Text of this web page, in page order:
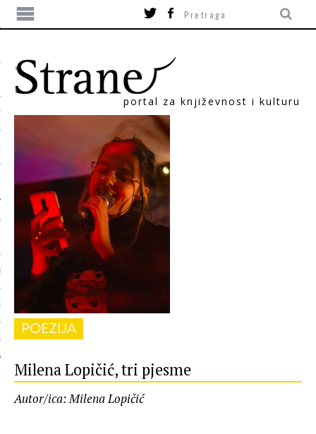
portal za književnost i kulturu
POEZIJA
Milena Lopičić, tri pjesme
Autor/ica: Milena Lopičić